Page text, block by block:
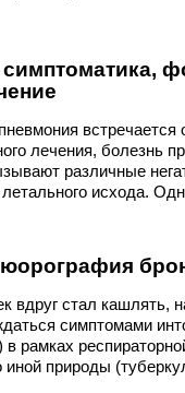
симптоматика,
встречается
лечения, болезнь
различные
исхода.
вдруг стал кашлять,
симптомами
в рамках
природы